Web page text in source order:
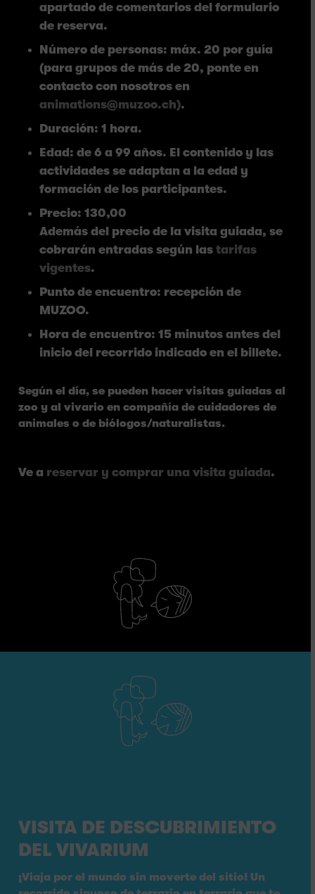
apartado de comentarios del formulario
de reserva.
Número de personas: máx. 20 por guía
(para grupos de más de 20, ponte en
contacto con nosotros en
animations@muzoo.ch).
Duración: 1 hora.
Edad: de 6 a 99 años. El contenido y las
actividades se adaptan a la edad y
formación de los participantes.
Precio: 130,00
Además del precio de la visita guiada, se
cobrarán entradas según las tarifas
vigentes.
Punto de encuentro: recepción de
MUZOO.
Hora de encuentro: 15 minutos antes del
inicio del recorrido indicado en el billete.
Según el día, se pueden hacer visitas guiadas al
zoo y al vivario en compañía de cuidadores de
animales o de biólogos/naturalistas.
Ve a reservar y comprar una visita guiada.
VISITA DE DESCUBRIMIENTO
DEL VIVARIUM
¡Viaja por el mundo sin moverte del sitio! Un